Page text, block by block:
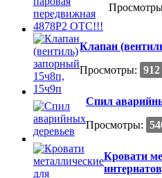
Клапан
Просмотры: 912
Спил
Просмотры:
Кровати